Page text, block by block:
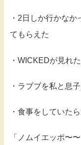
・2日しか行かな
てもらえた
・WICKEDが見れ
・ラブブを私と息
・食事をしていた
「ノムイエッポ〜